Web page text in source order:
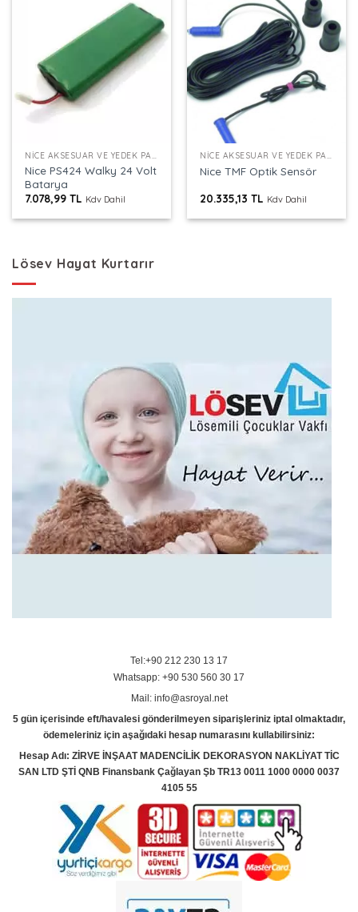
NICE AKSESUAR VE YEDEK PARÇALAR
Nice PS424 Walky 24 Volt
Batarya
7.078,99TL Kdv Dahil
NICE AKSESUAR VE YEDEK PARÇALAR
Nice TMF Optik Sensör
20.335,13TL Kdv Dahil
Lösev Hayat Kurtarır
Tel:+90 212 230 13 17
Whatsapp: +90 530 560 30 17
Mail: info@asroyal.net
5 gün içerisinde eft/havalesi gönderilmeyen siparişleriniz iptal olmaktadır,
ödemeleriniz için aşağıdaki hesap numarasını kullabilirsiniz:
Hesap Adı: ZİRVE İNŞAAT MADENCİLİK DEKORASYON NAKLİYAT TİC
SAN LTD ŞTİ QNB Finansbank Çağlayan Şb TR13 0011 1000 0000 0037
4105 55